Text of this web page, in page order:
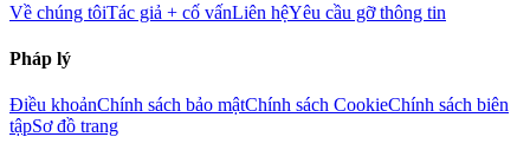
Về chúng tôiTác giả + cố vấnLiên hệYêu cầu gỡ thông tin
Pháp lý
Điều khoảnChính sách bảo mậtChính sách CookieChính sách biên
tậpSơ đồ trang